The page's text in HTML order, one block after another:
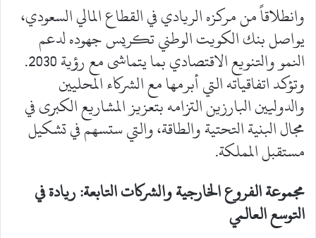
وانطلاقاً من مركزه الريادي في القطاع المالي السعودي،
يواصل بنك الكويت الوطني تكريس جهوده لدعم
النمو والتنويع الاقتصادي بما يتماشى مع رؤية 2030.
وتؤكد اتفاقياته التي أبرمها مع الشركاء المحليين
والدوليين البارزين التزامه بتعزيز المشاريع الكبرى في
مجال البنية التحتية والطاقة، والتي ستسهم في تشكيل
مستقبل المملكة.
مجموعة الفروع الخارجية والشركات التابعة: ريادة في
التوسع العالمي